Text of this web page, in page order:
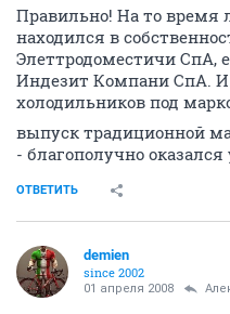
Правильно! На то время
находился в
Элеттродоместичи СпА,
Индезит Компани СпА. И
холодильников под
выпуск традиционной
- благополучно оказался
ОТВЕТИТЬ
demien
since 2002
01 апреля 2008